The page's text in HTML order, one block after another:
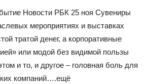
Новости РБК 25 ноя Сувениры
мероприятиях и выставках
тратой денег, а корпоративные
или модой без видимой пользы
и то, и другое – головная боль для
компаний….ещё